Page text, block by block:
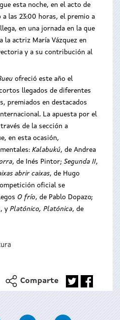
esta noche, en el acto de
las 23:00 horas, el premio a
en una jornada en la que
la actriz María Vázquez en
y a su contribución al
ofreció este año el
llegados de diferentes
premiados en destacados
La apuesta por el
de la sección a
en esta ocasión,
Kalabukú, de Andrea
, de Inés Pintor; Segunda II,
abrir caixas, de Hugo
oficial se
O frío, de Pablo Dopazo;
y Platónico, Platónica, de
Comparte